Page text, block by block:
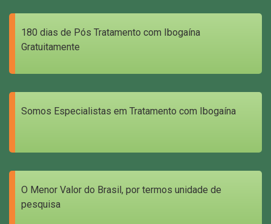
180 dias de Pós Tratamento com Ibogaína
Gratuitamente
Somos Especialistas em Tratamento com Ibogaína
O Menor Valor do Brasil, por termos unidade de
pesquisa